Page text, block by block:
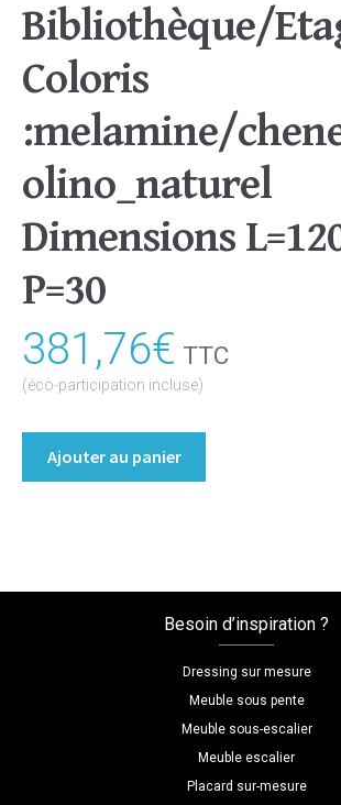
Bibliothèque/
Coloris
:melamine/
olino_naturel
Dimensions
P=30
381,76€ TTC
(éco-participation incluse)
Ajouter au panier
Besoin d’inspiration ?
Dressing sur mesure
Meuble sous pente
Meuble sous-escalier
Meuble escalier
Placard sur-mesure